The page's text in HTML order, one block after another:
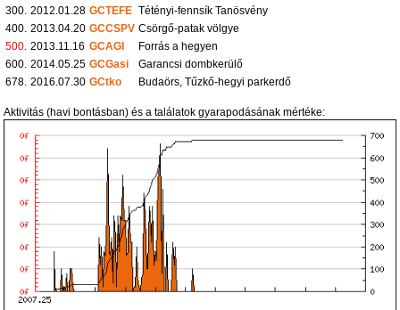
300. 2012.01.28 GCTEFE Tétényi-fennsík Tanösvény
400. 2013.04.20 GCCSPV Csörgő-patak völgye
500 2013.11.16 GCAGI
Forrás a hegyen
600. 2014.05.25 GCGasi
Garancsi dombkerülő
678. 2016.07.30 GCtko Budaörs, Tűzkő-hegyi parkerdő
Aktivitás (havi bontásban) és a találatok gyarapodásának mértéke: